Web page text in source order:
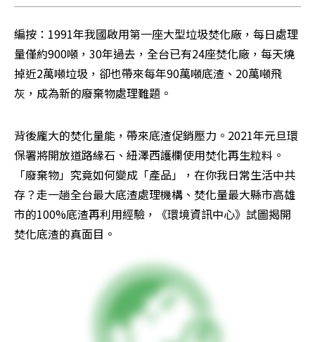
編按：1991年我國啟用第一座大型垃圾焚化廠，每日處理
量僅約900噸，30年過去，全台已有24座焚化廠，每天燒
掉近2萬噸垃圾，卻也帶來每年90萬噸底渣、20萬噸飛
灰，成為新的廢棄物處理難題。
背後龐大的焚化量能，帶來底渣促銷壓力。2021年元旦環
保署將開放道路緣石、紐澤西護欄使用焚化再生粒料。
「廢棄物」究竟如何變成「產品」，在你我日常生活中共
存？走一趟全台最大底渣處理機構、焚化量最大縣市高雄
市的100%底渣再利用經驗，《環境資訊中心》試圖揭開
焚化底渣的真面目。